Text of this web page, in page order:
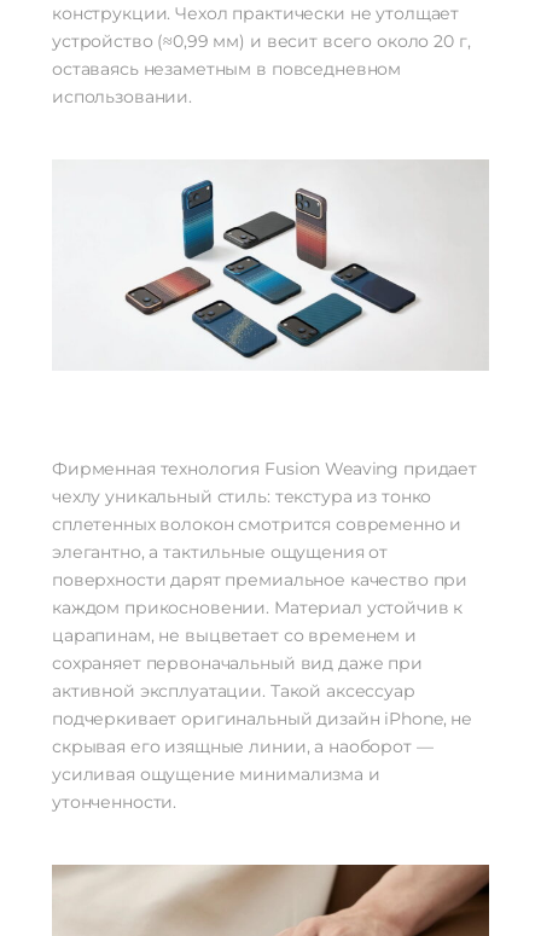
конструкции. Чехол практически не утолщает
устройство (≈0,99 мм) и весит всего около 20 г,
оставаясь незаметным в повседневном
использовании.
Фирменная технология Fusion Weaving придает
чехлу уникальный стиль: текстура из тонко
сплетенных волокон смотрится современно и
элегантно, а тактильные ощущения от
поверхности дарят премиальное качество при
каждом прикосновении. Материал устойчив к
царапинам, не выцветает со временем и
сохраняет первоначальный вид даже при
активной эксплуатации. Такой аксессуар
подчеркивает оригинальный дизайн iPhone, не
скрывая его изящные линии, а наоборот —
усиливая ощущение минимализма и
утонченности.